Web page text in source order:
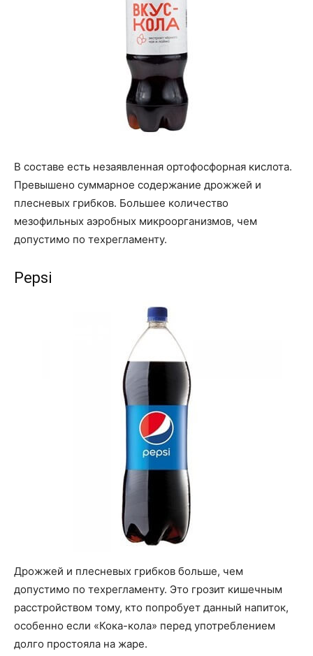
В составе есть незаявленная ортофосфорная кислота.
Превышено суммарное содержание дрожжей и
плесневых грибков. Большее количество
мезофильных аэробных микроорганизмов, чем
допустимо по техрегламенту.
Pepsi
Дрожжей и плесневых грибков больше, чем
допустимо по техрегламенту. Это грозит кишечным
расстройством тому, кто попробует данный напиток,
особенно если «Кока-кола» перед употреблением
долго простояла на жаре.